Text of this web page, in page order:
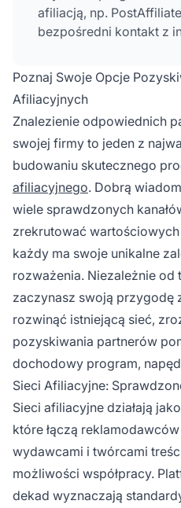
afiliacją, np.
bezpośredni kontakt z
strony internetowe firm
programów
oferuje inne korzyści w
zasobów Twojego
Poznaj Swoje Opcje
Afiliacyjnych
Znalezienie odpowiednich
swojej firmy to jeden z
budowaniu skutecznego
afiliacyjnego. Dobrą
wiele sprawdzonych
zrekrutować
każdy ma swoje unikalne
rozważenia. Niezależnie od
zaczynasz swoją przygodę
rozwinąć istniejącą sieć,
pozyskiwania partnerów
dochodowy program,
Sieci Afiliacyjne:
Sieci afiliacyjne działają
które łączą
wydawcami i twórcami
możliwości współpracy.
dekad wyznaczają